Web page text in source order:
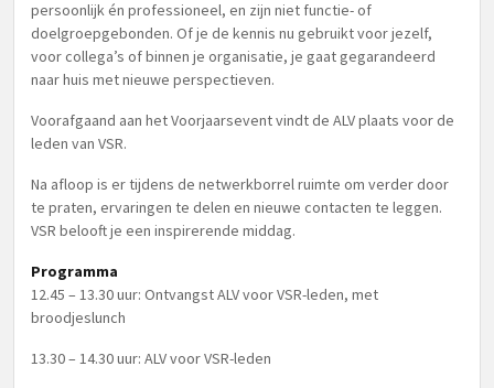
persoonlijk én professioneel, en zijn niet functie- of
doelgroepgebonden. Of je de kennis nu gebruikt voor jezelf,
voor collega’s of binnen je organisatie, je gaat gegarandeerd
naar huis met nieuwe perspectieven.
Voorafgaand aan het Voorjaarsevent vindt de ALV plaats voor de
leden van VSR.
Na afloop is er tijdens de netwerkborrel ruimte om verder door
te praten, ervaringen te delen en nieuwe contacten te leggen.
VSR belooft je een inspirerende middag.
Programma
12.45 – 13.30 uur: Ontvangst ALV voor VSR-leden, met
broodjeslunch
13.30 – 14.30 uur: ALV voor VSR-leden